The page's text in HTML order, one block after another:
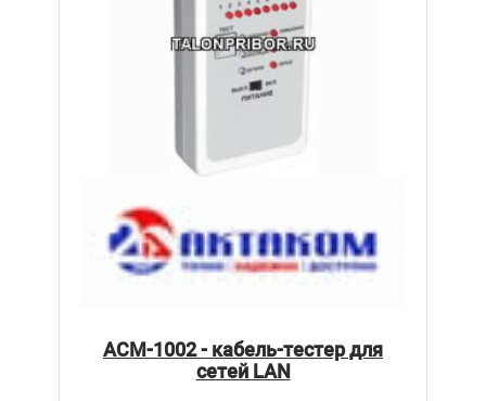
АСМ-1002 - кабель-тестер для
сетей LAN